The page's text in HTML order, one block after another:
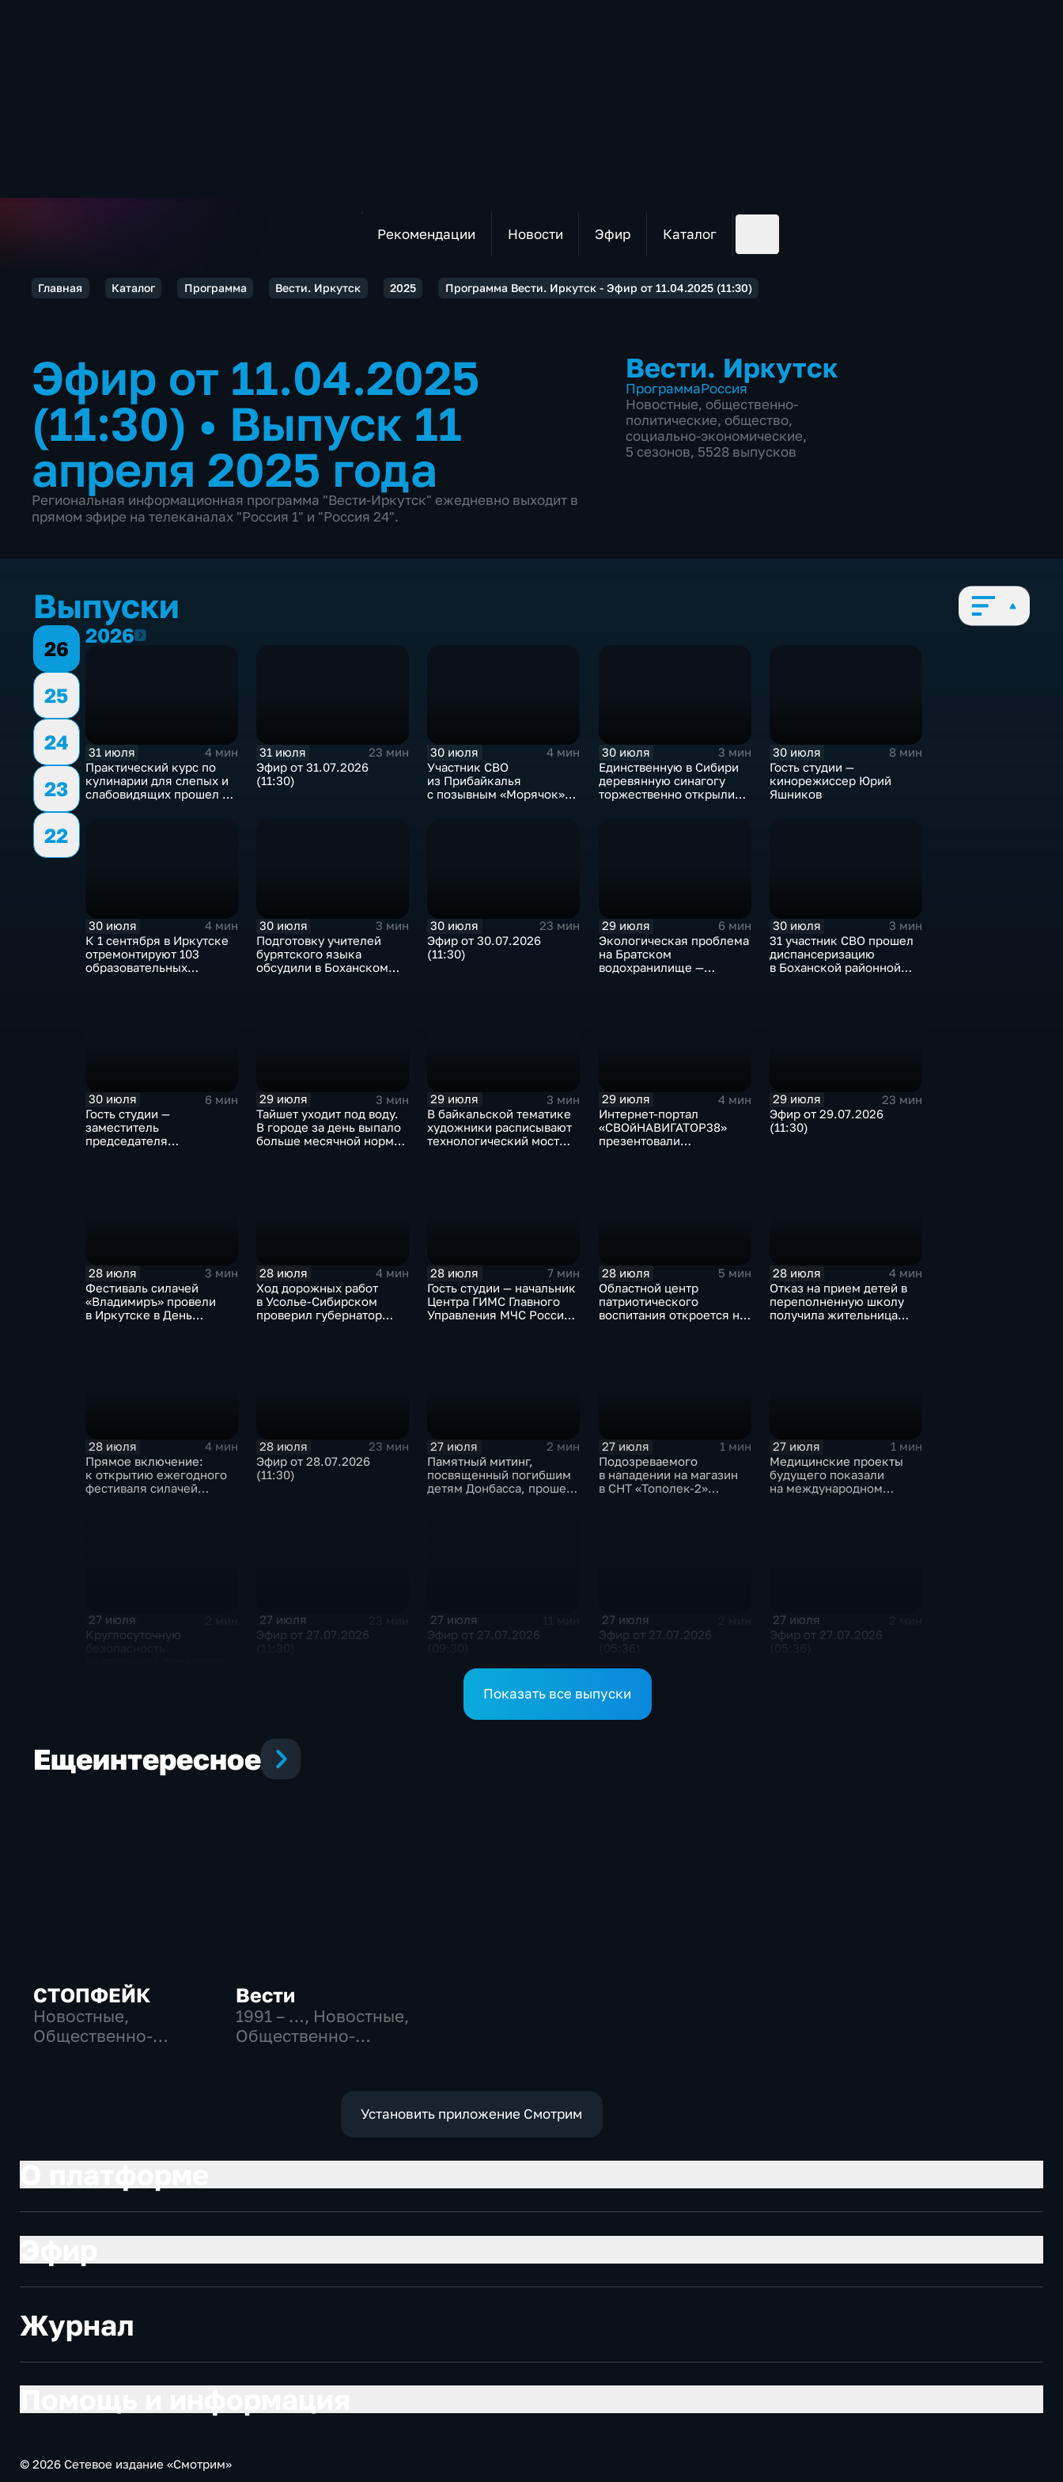
Рекомендации Новости Эфир Каталог
Главная Каталог Программа Вести. Иркутск 2025 Программа Вести. Иркутск - Эфир от 11.04.2025 (11:30)
Эфир от 11.04.2025
(11:30) • Выпуск 11
апреля 2025 года
Региональная информационная программа "Вести-Иркутск" ежедневно выходит в
прямом эфире на телеканалах "Россия 1" и "Россия 24".
Вести. Иркутск
ПрограммаРоссия
Новостные, общественно-
политические, общество,
социально-экономические,
5 сезонов, 5528 выпусков
Выпуски
26
25
24
23
22
20262026
31 июля
4 мин
Практический курс по
кулинарии для слепых и
слабовидящих прошел в
31 июля
23 мин
Эфир от 31.07.2026
(11:30)
30 июля
4 мин
Участник СВО
из Прибайкалья
с позывным «Морячок»
30 июля
3 мин
Единственную в Сибири
деревянную синагогу
торжественно открыли
30 июля
8 мин
Гость студии —
кинорежиссер Юрий
Яшников
30 июля
4 мин
К 1 сентября в Иркутске
отремонтируют 103
образовательных
30 июля
3 мин
Подготовку учителей
бурятского языка
обсудили в Боханском
30 июля
23 мин
Эфир от 30.07.2026
(11:30)
29 июля
6 мин
Экологическая проблема
на Братском
водохранилище —
30 июля
3 мин
31 участник СВО прошел
диспансеризацию
в Боханской районной
30 июля
6 мин
Гость студии —
заместитель
председателя
29 июля
3 мин
Тайшет уходит под воду.
В городе за день выпало
больше месячной нормы
29 июля
3 мин
В байкальской тематике
художники расписывают
технологический мост
29 июля
4 мин
Интернет-портал
«СВОйНАВИГАТОР38»
презентовали
29 июля
23 мин
Эфир от 29.07.2026
(11:30)
28 июля
3 мин
Фестиваль силачей
«Владимиръ» провели
в Иркутске в День
28 июля
4 мин
Ход дорожных работ
в Усолье-Сибирском
проверил губернатор
28 июля
7 мин
Гость студии — начальник
Центра ГИМС Главного
Управления МЧС России
28 июля
5 мин
Областной центр
патриотического
воспитания откроется на
28 июля
4 мин
Отказ на прием детей в
переполненную школу
получила жительница
28 июля
4 мин
Прямое включение:
к открытию ежегодного
фестиваля силачей
28 июля
23 мин
Эфир от 28.07.2026
(11:30)
27 июля
2 мин
Памятный митинг,
посвященный погибшим
детям Донбасса, прошел
27 июля
1 мин
Подозреваемого
в нападении на магазин
в СНТ «Тополек-2»
27 июля
1 мин
Медицинские проекты
будущего показали
на международном
27 июля
Круглосуточную
27 июля
Эфир от 27.07.2026
27 июля
Эфир от 27.07.2026
27 июля
Эфир от 27.07.2026
27 июля
Эфир от 27.07.2026
Показать все выпуски
Ещеинтересное
СТОПФЕЙК
Новостные,
Общественно-
Вести
1991 – …, Новостные,
Общественно-
Установить приложение Смотрим
Журнал
© 2026 Сетевое издание «Смотрим»